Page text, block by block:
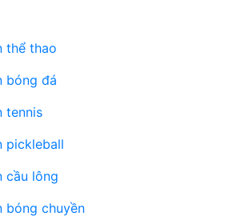
thể thao
bóng đá
tennis
pickleball
cầu lông
bóng chuyền